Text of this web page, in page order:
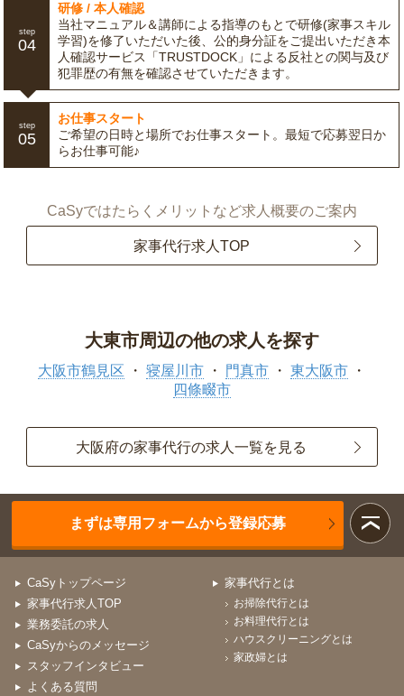
step
04
研修 / 本人確認
当社マニュアル＆講師による指導のもとで研修(家事スキル
学習)を修了いただいた後、公的身分証をご提出いただき本
人確認サービス「TRUSTDOCK」による反社との関与及び
犯罪歴の有無を確認させていただきます。
step
05
お仕事スタート
ご希望の日時と場所でお仕事スタート。最短で応募翌日か
らお仕事可能♪
CaSyではたらくメリットなど求人概要のご案内
家事代行求人TOP
大東市周辺の他の求人を探す
大阪市鶴見区 寝屋川市 門真市
東大阪市
四條畷市
大阪府の家事代行の求人一覧を見る
まずは専用フォームから登録応募
CaSyトップページ
家事代行求人TOP
業務委託の求人
CaSyからのメッセージ
スタッフインタビュー
よくある質問
家事代行とは
お掃除代行とは
お料理代行とは
ハウスクリーニングとは
家政婦とは